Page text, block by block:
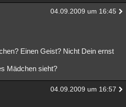
04.09.2009 um 16:45
Einen Geist? Nicht Dein ernst
Mädchen sieht?
04.09.2009 um 16:57